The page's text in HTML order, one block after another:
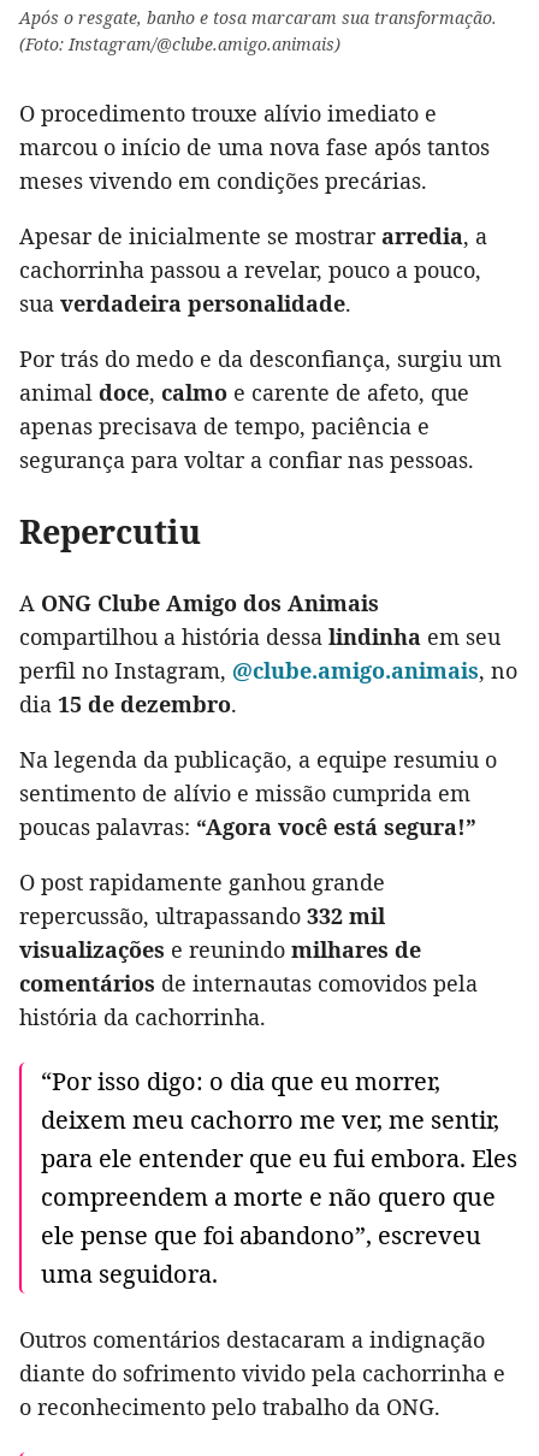
Após o resgate, banho e tosa marcaram sua transformação.
(Foto: Instagram/@clube.amigo.animais)
O procedimento trouxe alívio imediato e
marcou o início de uma nova fase após tantos
meses vivendo em condições precárias.
Apesar de inicialmente se mostrararredia, a
cachorrinha passou a revelar, pouco a pouco,
sua verdadeira personalidade.
Por trás do medo e da desconfiança, surgiu um
animal doce, calmo e carente de afeto, que
apenas precisava de tempo, paciência e
segurança para voltar a confiar nas pessoas.
Repercutiu
A ONG Clube Amigo dos Animais
compartilhou a história dessa lindinha em seu
perfil no Instagram, @clube.amigo.animais, no
dia 15 de dezembro.
Na legenda da publicação, a equipe resumiu o
sentimento de alívio e missão cumprida em
poucas palavras: “Agora você está segura!”
O post rapidamente ganhou grande
repercussão, ultrapassando 332 mil
visualizações e reunindo milhares de
comentários de internautas comovidos pela
história da cachorrinha.
“Por isso digo: o dia que eu morrer,
deixem meu cachorro me ver, me sentir,
para ele entender que eu fui embora. Eles
compreendem a morte e não quero que
ele pense que foi abandono”, escreveu
uma seguidora.
Outros comentários destacaram a indignação
diante do sofrimento vivido pela cachorrinha e
o reconhecimento pelo trabalho da ONG.